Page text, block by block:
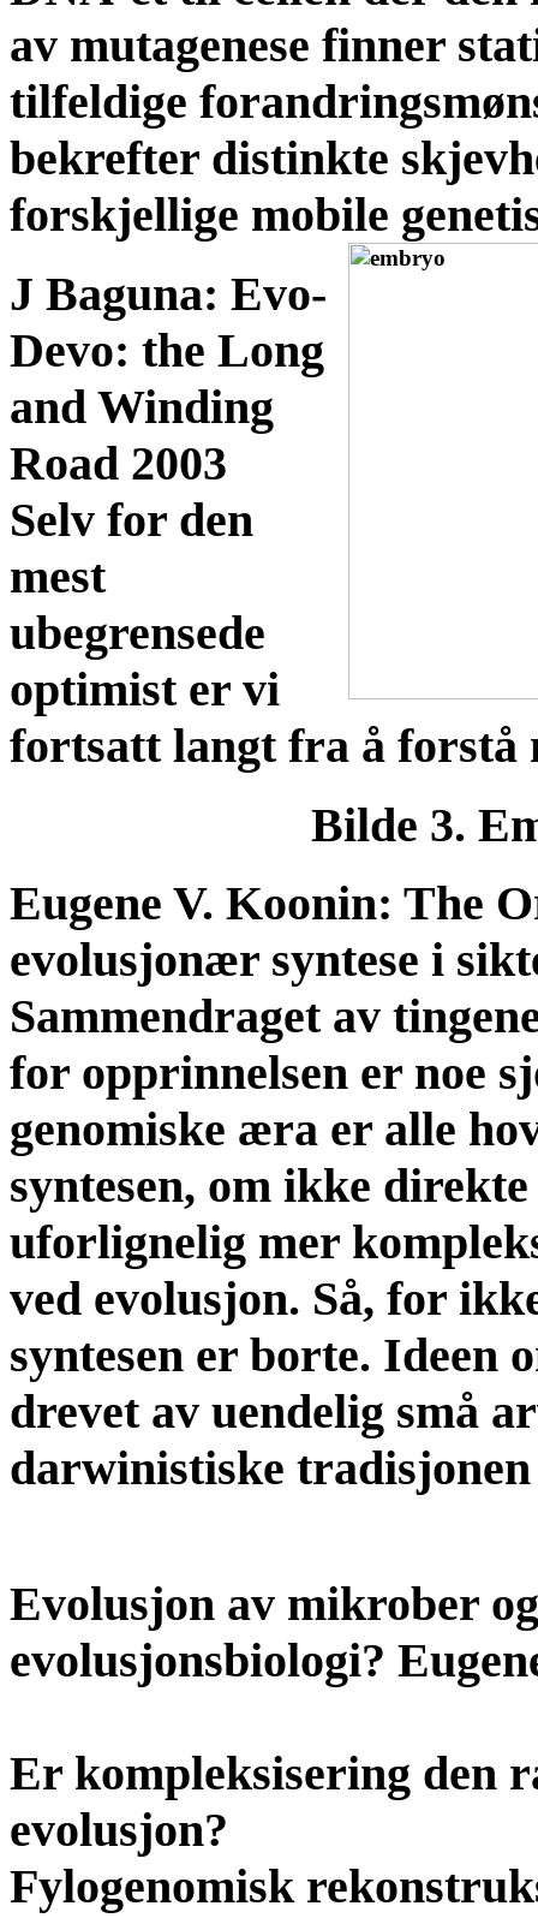
av mutagenese finner
tilfeldige
bekrefter distinkte
forskjellige mobile
J Baguna: Evo-
Devo: the Long
and Winding
Road 2003
Selv for den
mest
ubegrensede
optimist er vi
fortsatt langt fra å forstå
Bilde 3.
Eugene V. Koonin: The
evolusjonær syntese i
Sammendraget av
for opprinnelsen er noe
genomiske æra er alle
syntesen, om ikke
uforlignelig mer
ved evolusjon. Så, for
syntesen er borte.
drevet av uendelig små
darwinistiske
Evolusjon av mikrober
evolusjonsbiologi?
Er kompleksisering den
evolusjon?
Fylogenomisk